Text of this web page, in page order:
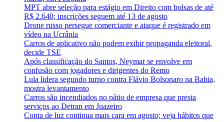
MPT abre seleção para estágio em Direito com bolsas de até
R$ 2.640; inscrições seguem até 13 de agosto
Drone russo persegue comerciante e ataque é registrado em
vídeo na Ucrânia
Carros de aplicativo não podem exibir propaganda eleitoral,
decide TSE
Após classificação do Santos, Neymar se envolve em
confusão com jogadores e dirigentes do Remo
Lula lidera segundo turno contra Flávio Bolsonaro na Bahia,
mostra levantamento
Carros são incendiados no pátio de empresa que presta
serviços ao Detran em Juazeiro
Conta de luz continua mais cara em agosto; veja hábitos que